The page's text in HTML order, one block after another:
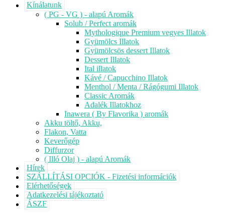
Kínálatunk
( PG - VG ) - alapú Aromák
Solub / Perfect aromák
Mythologique Premium vegyes Illatok
Gyümölcs Illatok
Gyümölcsös dessert Illatok
Dessert Illatok
Ital illatok
Kávé / Capucchino Illatok
Menthol / Menta / Rágógumi Illatok
Classic Aromák
Adalék Illatokhoz
Inawera ( By Flavorika ) aromák
Akku töltő, Akku,
Flakon, Vatta
Keverőgép
Diffurzor
( Illó Olaj ) - alapú Aromák
Hírek
SZÁLLÍTÁSI OPCIÓK - Fizetési információk
Elérhetőségek
Adatkezelési tájékoztató
ÁSZF